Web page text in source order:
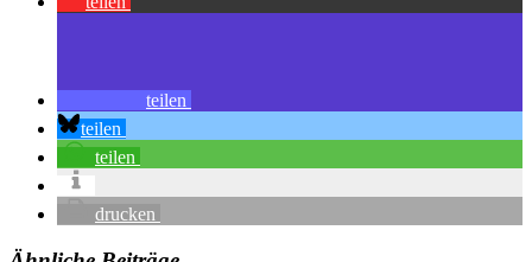
teilen
teilen
teilen
drucken